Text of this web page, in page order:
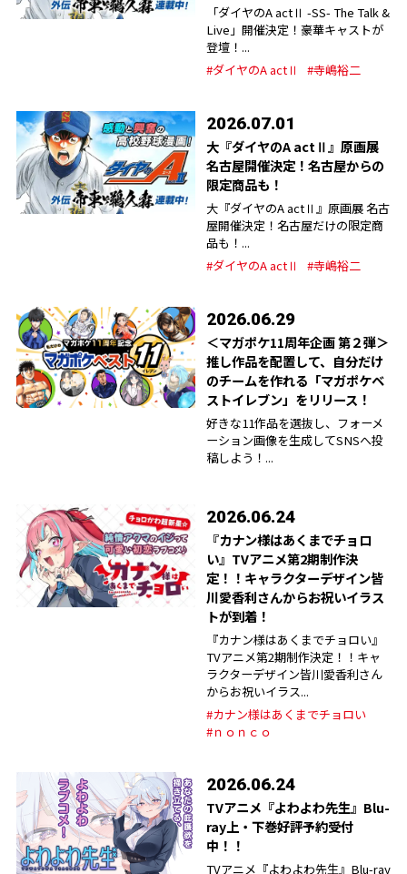
「ダイヤのA actⅡ -SS- The Talk &
Live」開催決定！豪華キャストが
登壇！...
#ダイヤのA actⅡ
#寺嶋裕二
2026.07.01
大『ダイヤのA actⅡ』原画展
名古屋開催決定！名古屋からの
限定商品も！
大『ダイヤのA actⅡ』原画展 名古
屋開催決定！名古屋だけの限定商
品も！...
#ダイヤのA actⅡ
#寺嶋裕二
2026.06.29
＜マガポケ11周年企画 第２弾＞
推し作品を配置して、自分だけ
のチームを作れる「マガポケベ
ストイレブン」をリリース！
好きな11作品を選抜し、フォーメ
ーション画像を生成してSNSへ投
稿しよう！...
2026.06.24
『カナン様はあくまでチョロ
い』TVアニメ第2期制作決
定！！キャラクターデザイン皆
川愛香利さんからお祝いイラス
トが到着！
『カナン様はあくまでチョロい』
TVアニメ第2期制作決定！！キャ
ラクターデザイン皆川愛香利さん
からお祝いイラス...
#カナン様はあくまでチョロい
#ｎｏｎｃｏ
2026.06.24
TVアニメ『よわよわ先生』Blu-
ray上・下巻好評予約受付
中！！
TVアニメ『よわよわ先生』Blu-ray